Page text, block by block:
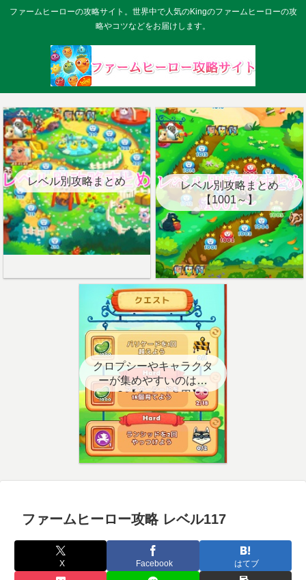
ファームヒーローの攻略サイト。世界中で人気のKingのファームヒーローの攻
略やコツなどをお届けします。
レベル別攻略まとめ
レベル別攻略まとめ
【1001～】
クロプシーやキャラクタ
ーが集めやすいのはど
こ？【クエスト用】
ファームヒーロー攻略 レベル117
X Facebook はてブ